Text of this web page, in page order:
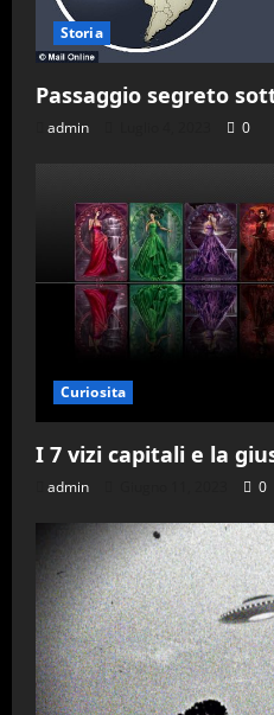
Storia
Passaggio segreto
admin 0
Curiosita
I 7 vizi capitali e la
admin 0